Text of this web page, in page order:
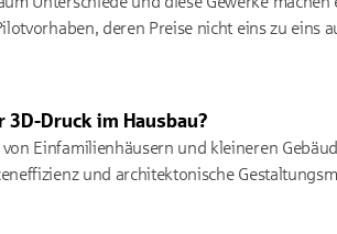
deren Preise nicht eins zu eins
Druck im Hausbau?
Einfamilienhäusern und kleineren
und architektonische